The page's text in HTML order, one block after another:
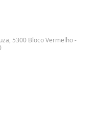
5300 Bloco Vermelho -